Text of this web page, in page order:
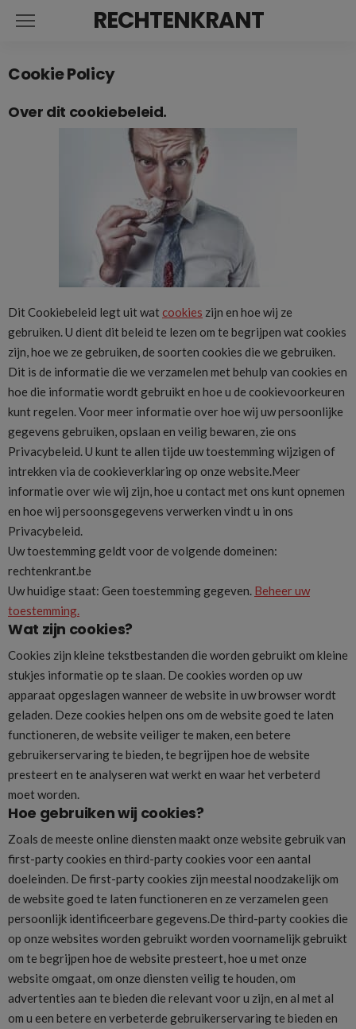
RECHTENKRANT
Cookie Policy
Over dit cookiebeleid.
Dit Cookiebeleid legt uit wat cookies zijn en hoe wij ze
gebruiken. U dient dit beleid te lezen om te begrijpen wat cookies
zijn, hoe we ze gebruiken, de soorten cookies die we gebruiken.
Dit is de informatie die we verzamelen met behulp van cookies en
hoe die informatie wordt gebruikt en hoe u de cookievoorkeuren
kunt regelen. Voor meer informatie over hoe wij uw persoonlijke
gegevens gebruiken, opslaan en veilig bewaren, zie ons
Privacybeleid. U kunt te allen tijde uw toestemming wijzigen of
intrekken via de cookieverklaring op onze website.Meer
informatie over wie wij zijn, hoe u contact met ons kunt opnemen
en hoe wij persoonsgegevens verwerken vindt u in ons
Privacybeleid.
Uw toestemming geldt voor de volgende domeinen:
rechtenkrant.be
Uw huidige staat: Geen toestemming gegeven. Beheer uw
toestemming.
Wat zijn cookies?
Cookies zijn kleine tekstbestanden die worden gebruikt om kleine
stukjes informatie op te slaan. De cookies worden op uw
apparaat opgeslagen wanneer de website in uw browser wordt
geladen. Deze cookies helpen ons om de website goed te laten
functioneren, de website veiliger te maken, een betere
gebruikerservaring te bieden, te begrijpen hoe de website
presteert en te analyseren wat werkt en waar het verbeterd
moet worden.
Hoe gebruiken wij cookies?
Zoals de meeste online diensten maakt onze website gebruik van
first-party cookies en third-party cookies voor een aantal
doeleinden. De first-party cookies zijn meestal noodzakelijk om
de website goed te laten functioneren en ze verzamelen geen
persoonlijk identificeerbare gegevens.De third-party cookies die
op onze websites worden gebruikt worden voornamelijk gebruikt
om te begrijpen hoe de website presteert, hoe u met onze
website omgaat, om onze diensten veilig te houden, om
advertenties aan te bieden die relevant voor u zijn, en al met al
om u een betere en verbeterde gebruikerservaring te bieden en